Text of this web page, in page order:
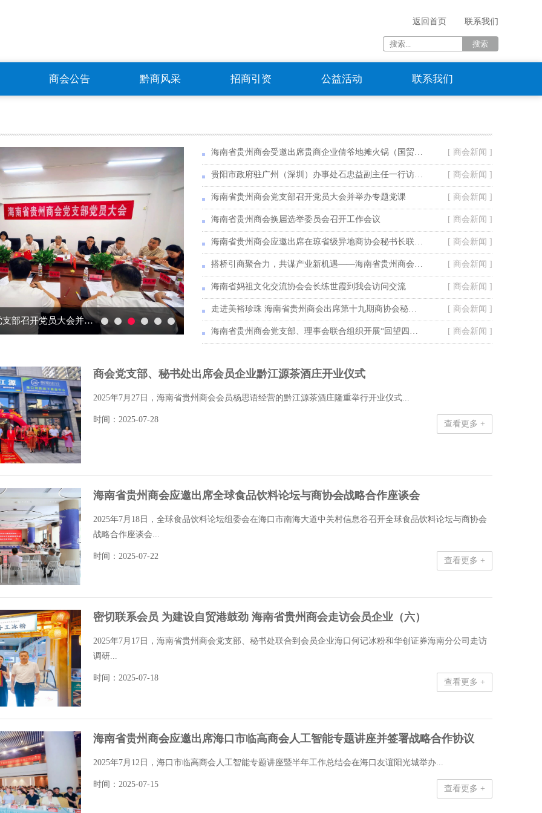
联系我们
返回首页
商会公告 黔商风采 招商引资 公益活动 联系我们
海南省贵州商会党支部召开党员大会并举办专题党课
海南省贵州商会受邀出席贵商企业倩爷地摊火锅（国贸店）开业仪式 [ 商会新闻 ]
贵阳市政府驻广州（深圳）办事处石忠益副主任一行访问我会 [ 商会新闻 ]
海南省贵州商会党支部召开党员大会并举办专题党课 [ 商会新闻 ]
海南省贵州商会换届选举委员会召开工作会议 [ 商会新闻 ]
海南省贵州商会应邀出席在琼省级异地商协会秘书长联谊暨走进山高教育集团活动 [ 商会新闻 ]
搭桥引商聚合力，共谋产业新机遇——海南省贵州商会走访定安塔岭工业园区 [ 商会新闻 ]
海南省妈祖文化交流协会会长练世霞到我会访问交流 [ 商会新闻 ]
走进美裕珍珠 海南省贵州商会出席第十九期商协会秘书长联谊活动 [ 商会新闻 ]
海南省贵州商会党支部、理事会联合组织开展“回望四渡征程 传承百年荣光”专场观影活动 [ 商会新闻 ]
商会党支部、秘书处出席会员企业黔江源茶酒庄开业仪式
2025年7月27日，海南省贵州商会会员杨思语经营的黔江源茶酒庄隆重举行开业仪式...
时间：2025-07-28 查看更多 +
海南省贵州商会应邀出席全球食品饮料论坛与商协会战略合作座谈会
2025年7月18日，全球食品饮料论坛组委会在海口市南海大道中关村信息谷召开全球食品饮料论坛与商协会
战略合作座谈会...
时间：2025-07-22 查看更多 +
密切联系会员 为建设自贸港鼓劲 海南省贵州商会走访会员企业（六）
2025年7月17日，海南省贵州商会党支部、秘书处联合到会员企业海口何记冰粉和华创证券海南分公司走访
调研...
时间：2025-07-18 查看更多 +
海南省贵州商会应邀出席海口市临高商会人工智能专题讲座并签署战略合作协议
2025年7月12日，海口市临高商会人工智能专题讲座暨半年工作总结会在海口友谊阳光城举办...
时间：2025-07-15 查看更多 +